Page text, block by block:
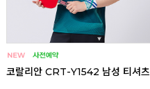
코랄리안 CRT-Y1542 남성 티셔츠